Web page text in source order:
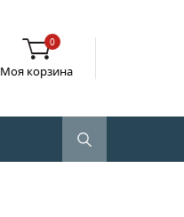
0
Моя корзина